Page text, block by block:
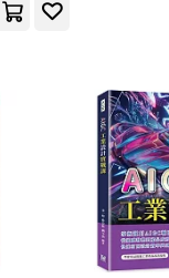
莊慧秋(6)
葉日宏(6)
許桂秋(6)
秀威資訊(18)
版社(17)